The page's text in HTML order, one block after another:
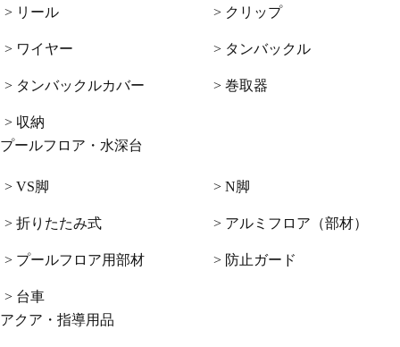
> リール
> ワイヤー
> タンバックルカバー
> 収納
> クリップ
> タンバックル
> 巻取器
プールフロア・水深台
> VS脚
> 折りたたみ式
> プールフロア用部材
> 台車
> N脚
> アルミフロア（部材）
> 防止ガード
アクア・指導用品